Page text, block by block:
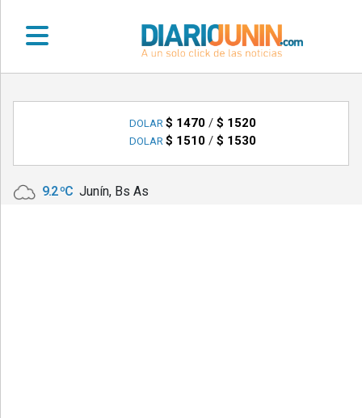
•
LOCALES
•
DOLAR $ 1470/ $ 1520
DOLAR $ 1510/ $ 1530
9.2 ºC Junín, Bs As